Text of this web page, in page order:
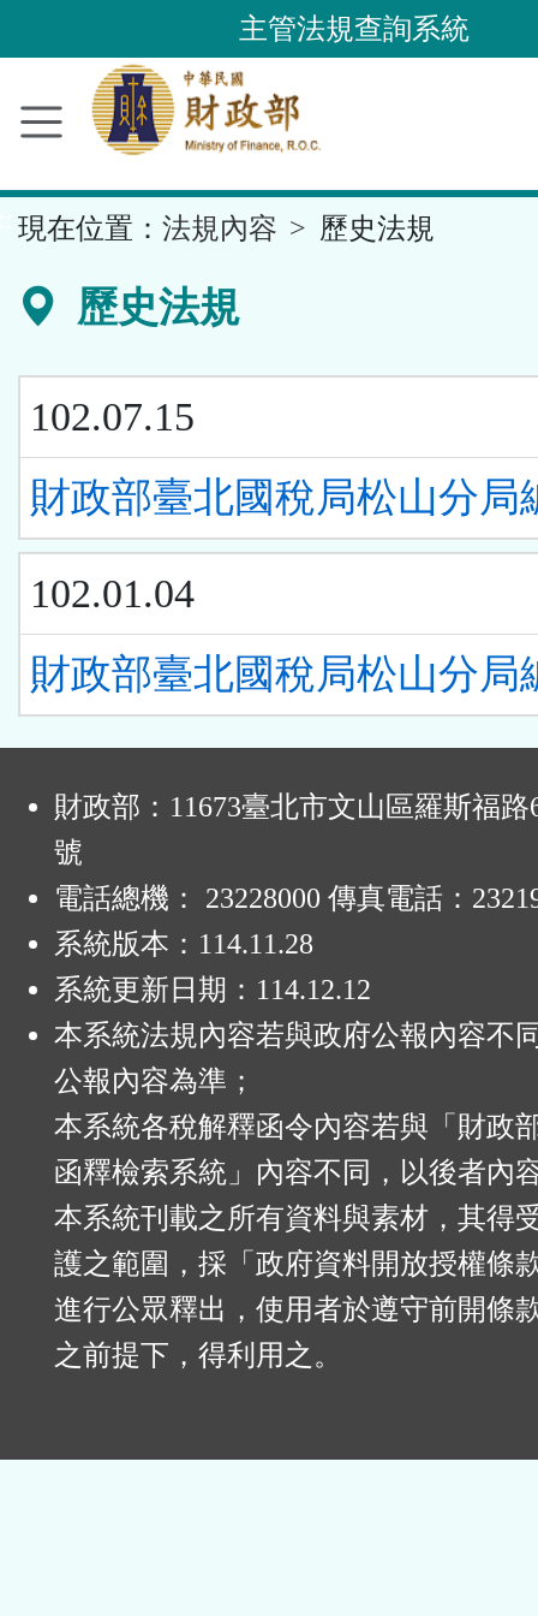
到
要
容
區
主管法規查詢系統
現在位置： 法規內容 歷史法規
歷史法規
102.07.15
財政部臺北國稅局松山分局
102.01.04
財政部臺北國稅局松山分局
財政部：11673臺北市文山區羅斯福路
號
電話總機： 23228000 傳真電話：
系統版本： 114.11.28
系統更新日期： 114.12.12
本系統法規內容若與政府公報內容不
公報內容為準；
本系統各稅解釋函令內容若與「財政
函釋檢索系統」內容不同，以後者內
本系統刊載之所有資料與素材，其得
護之範圍，採「政府資料開放授權條
進行公眾釋出，使用者於遵守前開條
之前提下，得利用之。